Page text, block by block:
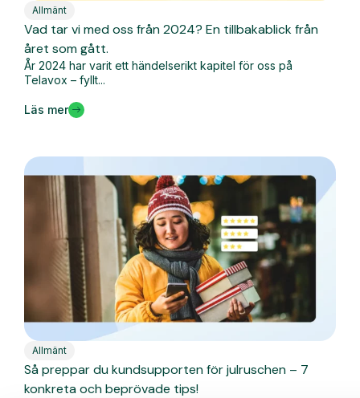
Allmänt
Vad tar vi med oss från 2024? En tillbakablick från
året som gått.
År 2024 har varit ett händelserikt kapitel för oss på
Telavox – fyllt...
Läs mer
Allmänt
Så preppar du kundsupporten för julruschen – 7
konkreta och beprövade tips!